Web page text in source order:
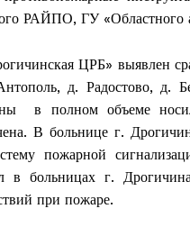
РАЙПО, ГУ «Областного
ЦРБ» выявлен
д. Радостово, д.
в полном объеме
В больнице г.
пожарной
в больницах г.
при пожаре.